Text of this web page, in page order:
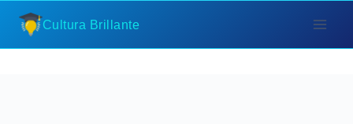
Saltar
contenido
Cultura Brillante